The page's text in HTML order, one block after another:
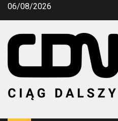
Przejdź
06/08/2026